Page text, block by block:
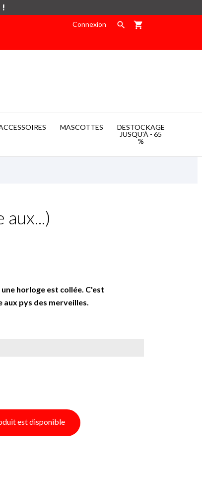
!
Connexion  shopping_cart
MASCOTTES
DESTOCKAGE
JUSQU'À - 65
%

horloge est collée. C'est
aux pys des merveilles.
est disponible